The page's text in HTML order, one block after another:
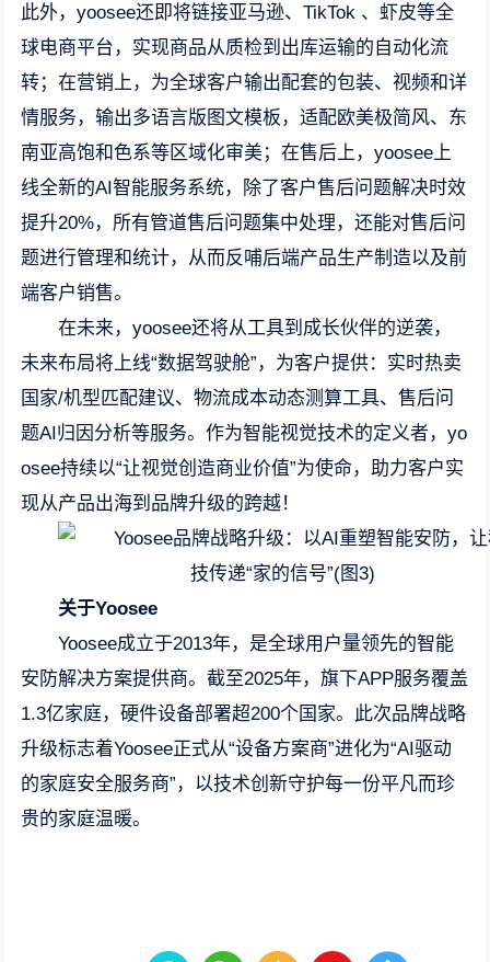
此外，yoosee还即将链接亚马逊、TikTok 、虾皮等全
球电商平台，实现商品从质检到出库运输的自动化流
转；在营销上，为全球客户输出配套的包装、视频和详
情服务，输出多语言版图文模板，适配欧美极简风、东
南亚高饱和色系等区域化审美；在售后上，yoosee上
线全新的AI智能服务系统，除了客户售后问题解决时效
提升20%，所有管道售后问题集中处理，还能对售后问
题进行管理和统计，从而反哺后端产品生产制造以及前
端客户销售。
在未来，yoosee还将从工具到成长伙伴的逆袭，
未来布局将上线“数据驾驶舱”，为客户提供：实时热卖
国家/机型匹配建议、物流成本动态测算工具、售后问
题AI归因分析等服务。作为智能视觉技术的定义者，yo
osee持续以“让视觉创造商业价值”为使命，助力客户实
现从产品出海到品牌升级的跨越！
关于Yoosee
Yoosee成立于2013年，是全球用户量领先的智能
安防解决方案提供商。截至2025年，旗下APP服务覆盖
1.3亿家庭，硬件设备部署超200个国家。此次品牌战略
升级标志着Yoosee正式从“设备方案商”进化为“AI驱动
的家庭安全服务商”，以技术创新守护每一份平凡而珍
贵的家庭温暖。